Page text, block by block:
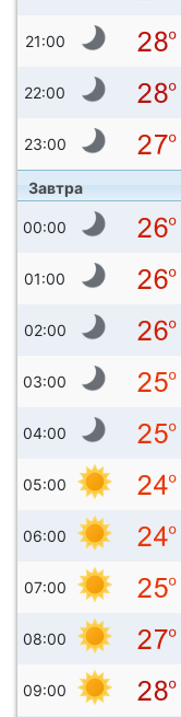
21:00
22:00
23:00
Завтра
00:00
01:00
02:00
03:00
04:00
05:00
06:00
07:00
08:00
09:00